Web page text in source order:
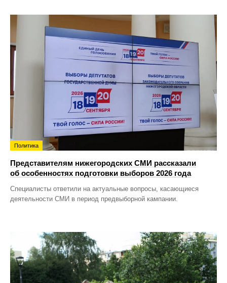
Политика
Представителям нижегородских СМИ рассказали
об особенностях подготовки выборов 2026 года
Специалисты ответили на актуальные вопросы, касающиеся
деятельности СМИ в период предвыборной кампании.